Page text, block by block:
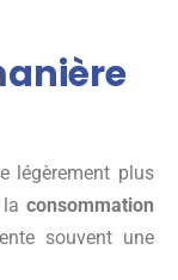
légèrement plus
consommation
souvent une